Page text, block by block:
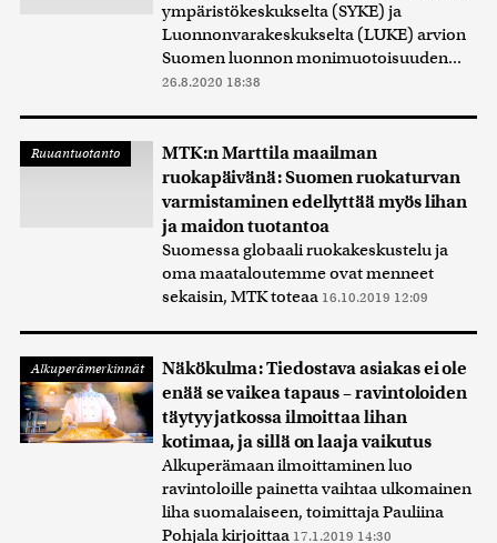
ympäristökeskukselta (SYKE) ja
Luonnonvarakeskukselta (LUKE) arvion
Suomen luonnon monimuotoisuuden...
26.8.2020 18:38
Ruuantuotanto
MTK:n Marttila maailman
ruokapäivänä: Suomen ruokaturvan
varmistaminen edellyttää myös lihan
ja maidon tuotantoa
Suomessa globaali ruokakeskustelu ja
oma maataloutemme ovat menneet
sekaisin, MTK toteaa 16.10.2019 12:09
Alkuperämerkinnät
Näkökulma: Tiedostava asiakas ei ole
enää se vaikea tapaus – ravintoloiden
täytyy jatkossa ilmoittaa lihan
kotimaa, ja sillä on laaja vaikutus
Alkuperämaan ilmoittaminen luo
ravintoloille painetta vaihtaa ulkomainen
liha suomalaiseen, toimittaja Pauliina
Pohjala kirjoittaa 17.1.2019 14:30